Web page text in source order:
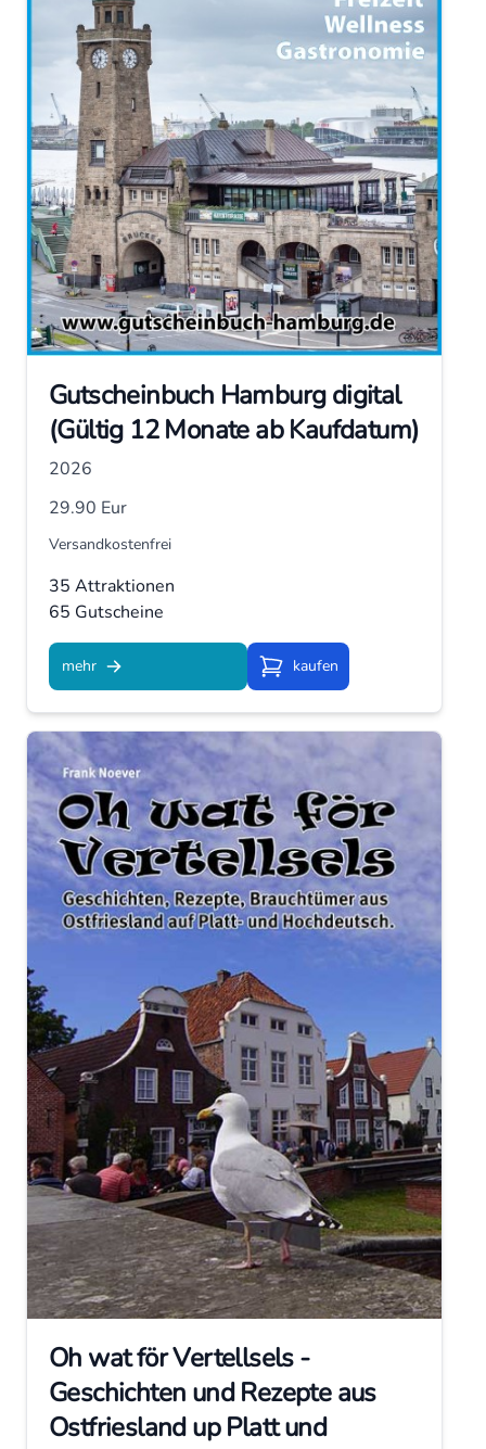
Gutscheinbuch Hamburg digital
(Gültig 12 Monate ab Kaufdatum)
2026
29.90 Eur
Versandkostenfrei
35 Attraktionen
65 Gutscheine
mehr Kaufenkaufen
Oh wat för Vertellsels -
Geschichten und Rezepte aus
Ostfriesland up Platt und